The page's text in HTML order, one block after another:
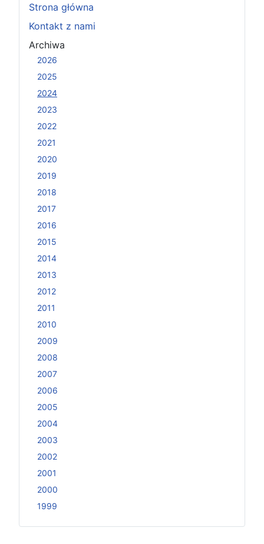
Strona główna
Kontakt z nami
Archiwa
2026
2025
2024
2023
2022
2021
2020
2019
2018
2017
2016
2015
2014
2013
2012
2011
2010
2009
2008
2007
2006
2005
2004
2003
2002
2001
2000
1999